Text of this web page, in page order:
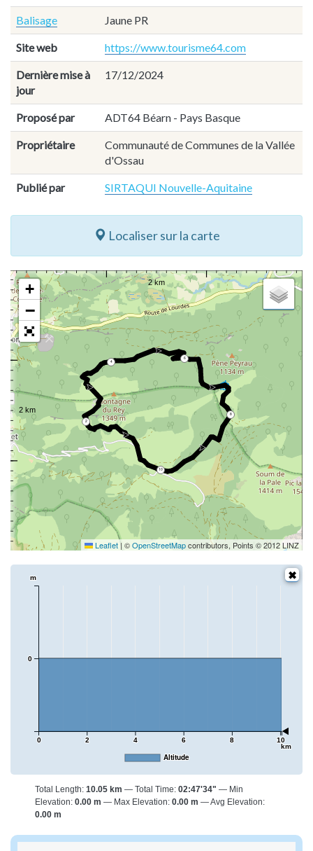
Balisage Jaune PR
Site web https://www.tourisme64.com
Dernière mise à
jour
17/12/2024
Proposé par ADT64 Béarn - Pays Basque
Propriétaire
Communauté de Communes de la Vallée
d'Ossau
Publié par SIRTAQUI Nouvelle-Aquitaine
Localiser sur la carte
8
4
2
6
10
+
−
Leaflet | ©OpenStreetMapcontributors, Points © 2012 LINZ
0 2 4 6 8 10
km
0
m
Altitude
Total Length: 10.05 km Total Time: 02:47'34"
Min
Elevation: 0.00 m Max Elevation: 0.00 m
Avg Elevation:
0.00 m